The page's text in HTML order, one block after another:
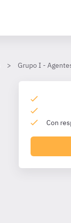
Grupo I -
Con